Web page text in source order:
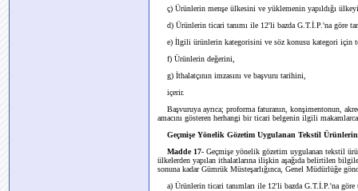
ç) Ürünlerin menşe ülkesini ve yüklemenin yapıldığı
d) Ürünlerin ticari tanımı ile 12'li bazda G.T.İ.P.'na göre
e) İlgili ürünlerin kategorisini ve söz konusu kategori için
f) Ürünlerin değerini,
g) İthalatçının imzasını ve başvuru tarihini,
içerir.
Başvuruya ayrıca; proforma faturanın, konşimentonun,
amacını gösteren herhangi bir ticari belgenin ilgili
Geçmişe Yönelik Gözetim Uygulanan Tekstil
Madde 17- Geçmişe yönelik gözetim uygulanan tekstil
ülkelerden yapılan ithalatlarına ilişkin aşağıda belirtilen
sonuna kadar Gümrük Müsteşarlığınca, Genel Müdürlüğe
a) Ürünlerin ticari tanımları ile 12'li bazda G.T.İ.P.'na göre